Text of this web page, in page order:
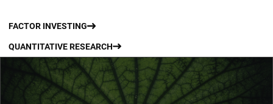
FACTOR INVESTING
QUANTITATIVE RESEARCH